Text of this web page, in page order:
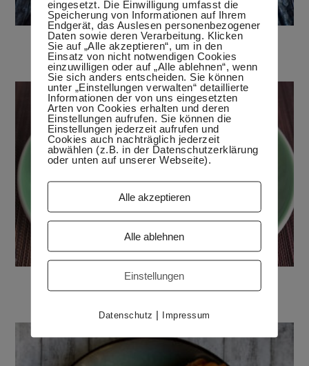
Veganer Champignonaufstrich
3. April 2020
Kleine Pfannkuchen mit Gemüse
eingesetzt. Die Einwilligung umfasst die
Speicherung von Informationen auf Ihrem
Endgerät, das Auslesen personenbezogener
Daten sowie deren Verarbeitung. Klicken
Sie auf „Alle akzeptieren“, um in den
Einsatz von nicht notwendigen Cookies
einzuwilligen oder auf „Alle ablehnen“, wenn
Sie sich anders entscheiden. Sie können
unter „Einstellungen verwalten“ detaillierte
Informationen der von uns eingesetzten
Arten von Cookies erhalten und deren
Einstellungen aufrufen. Sie können die
Einstellungen jederzeit aufrufen und
Cookies auch nachträglich jederzeit
abwählen (z.B. in der Datenschutzerklärung
oder unten auf unserer Webseite).
Alle akzeptieren
Alle ablehnen
Einstellungen
Datenschutz | Impressum